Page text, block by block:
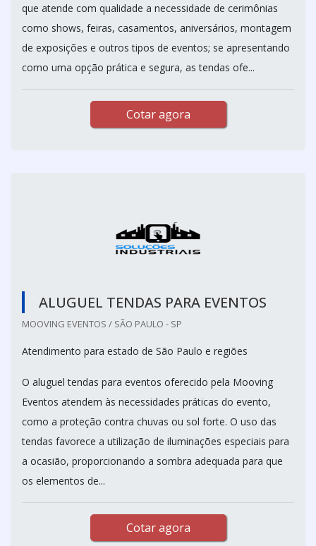
que atende com qualidade a necessidade de cerimônias
como shows, feiras, casamentos, aniversários, montagem
de exposições e outros tipos de eventos; se apresentando
como uma opção prática e segura, as tendas ofe...
Cotar agora
ALUGUEL TENDAS PARA EVENTOS
MOOVING EVENTOS / SÃO PAULO - SP
Atendimento para estado de São Paulo e regiões
O aluguel tendas para eventos oferecido pela Mooving
Eventos atendem às necessidades práticas do evento,
como a proteção contra chuvas ou sol forte. O uso das
tendas favorece a utilização de iluminações especiais para
a ocasião, proporcionando a sombra adequada para que
os elementos de...
Cotar agora